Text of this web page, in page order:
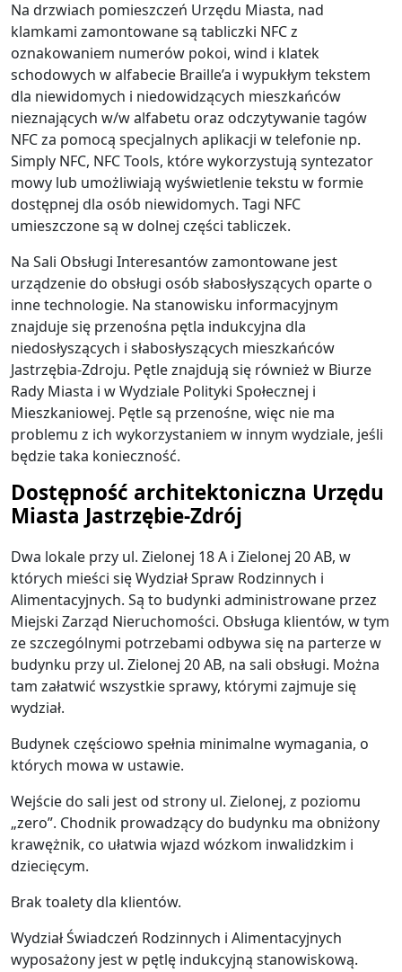
Na drzwiach pomieszczeń Urzędu Miasta, nad
klamkami zamontowane są tabliczki NFC z
oznakowaniem numerów pokoi, wind i klatek
schodowych w alfabecie Braille’a i wypukłym tekstem
dla niewidomych i niedowidzących mieszkańców
nieznających w/w alfabetu oraz odczytywanie tagów
NFC za pomocą specjalnych aplikacji w telefonie np.
Simply NFC, NFC Tools, które wykorzystują syntezator
mowy lub umożliwiają wyświetlenie tekstu w formie
dostępnej dla osób niewidomych. Tagi NFC
umieszczone są w dolnej części tabliczek.
Na Sali Obsługi Interesantów zamontowane jest
urządzenie do obsługi osób słabosłyszących oparte o
inne technologie. Na stanowisku informacyjnym
znajduje się przenośna pętla indukcyjna dla
niedosłyszących i słabosłyszących mieszkańców
Jastrzębia-Zdroju. Pętle znajdują się również w Biurze
Rady Miasta i w Wydziale Polityki Społecznej i
Mieszkaniowej. Pętle są przenośne, więc nie ma
problemu z ich wykorzystaniem w innym wydziale, jeśli
będzie taka konieczność.
Dostępność architektoniczna Urzędu
Miasta Jastrzębie-Zdrój
Dwa lokale przy ul. Zielonej 18 A i Zielonej 20 AB, w
których mieści się Wydział Spraw Rodzinnych i
Alimentacyjnych. Są to budynki administrowane przez
Miejski Zarząd Nieruchomości. Obsługa klientów, w tym
ze szczególnymi potrzebami odbywa się na parterze w
budynku przy ul. Zielonej 20 AB, na sali obsługi. Można
tam załatwić wszystkie sprawy, którymi zajmuje się
wydział.
Budynek częściowo spełnia minimalne wymagania, o
których mowa w ustawie.
Wejście do sali jest od strony ul. Zielonej, z poziomu
„zero”. Chodnik prowadzący do budynku ma obniżony
krawężnik, co ułatwia wjazd wózkom inwalidzkim i
dziecięcym.
Brak toalety dla klientów.
Wydział Świadczeń Rodzinnych i Alimentacyjnych
wyposażony jest w pętlę indukcyjną stanowiskową.